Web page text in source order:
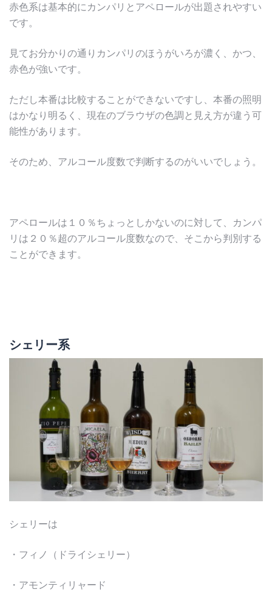
赤色系は基本的にカンパリとアペロールが出題されやすい
です。
見てお分かりの通りカンパリのほうがいろが濃く、かつ、
赤色が強いです。
ただし本番は比較することができないですし、本番の照明
はかなり明るく、現在のブラウザの色調と見え方が違う可
能性があります。
そのため、アルコール度数で判断するのがいいでしょう。
アペロールは１０％ちょっとしかないのに対して、カンパ
リは２０％超のアルコール度数なので、そこから判別する
ことができます。
シェリー系
シェリーは
・フィノ（ドライシェリー）
・アモンティリャード